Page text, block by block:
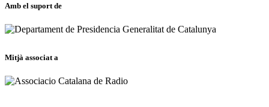
Amb el suport de
Mitjà associat a